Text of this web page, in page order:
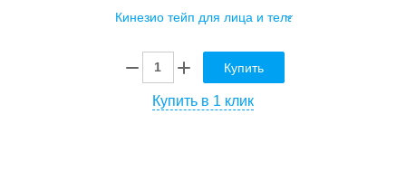
Купить
Купить в 1 клик